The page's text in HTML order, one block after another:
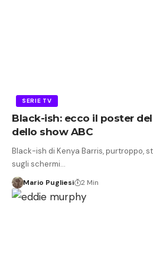
SERIE TV
Black-ish: ecco il poster
dello show ABC
Black-ish di Kenya Barris, purtroppo,
sugli schermi…
Mario Pugliesi 2 Min